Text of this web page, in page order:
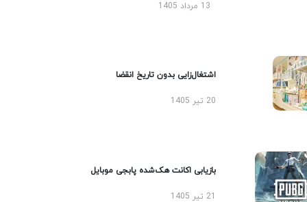
13 مرداد 1405
اشتغال‌زایی بدون تاریخ انقضا
20 تیر 1405
بازیابی اکانت هک‌شده پابجی موبایل